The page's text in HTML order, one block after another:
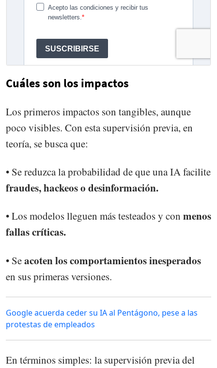
Cuáles son los impactos
Los primeros impactos son tangibles, aunque
poco visibles. Con esta supervisión previa, en
teoría, se busca que:
• Se reduzca la probabilidad de que una IA facilite
fraudes, hackeos o desinformación.
• Los modelos lleguen más testeados y con menos
fallas críticas.
• Seacoten los comportamientos inesperados
en sus primeras versiones.
Google acuerda ceder su IA al Pentágono, pese a las
protestas de empleados
En términos simples: la supervisión previa del